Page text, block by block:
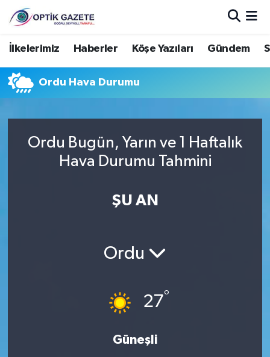
İlkelerimiz Haberler Köşe Yazıları Gündem
Ordu Hava Durumu
Ordu Bugün, Yarın ve 1 Haftalık
Hava Durumu Tahmini
ŞU AN
Ordu
27°
Güneşli
Nöbetçi Eczaneler
Hava Durumu
Trafik Durumu
Süper Lig Puan Durumu ve Fikstür